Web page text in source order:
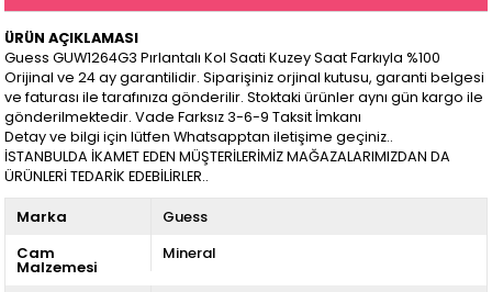
ÜRÜN AÇIKLAMASI
Guess GUW1264G3 Pırlantalı Kol Saati Kuzey Saat Farkıyla %100
Orijinal ve 24 ay garantilidir. Siparişiniz orjinal kutusu, garanti belgesi
ve faturası ile tarafınıza gönderilir. Stoktaki ürünler aynı gün kargo ile
gönderilmektedir. Vade Farksız 3-6-9 Taksit İmkanı
Detay ve bilgi için lütfen Whatsapptan iletişime geçiniz..
İSTANBULDA İKAMET EDEN MÜŞTERİLERİMİZ MAĞAZALARIMIZDAN DA
ÜRÜNLERİ TEDARİK EDEBİLİRLER..
Marka
Guess
Cam
Malzemesi
Mineral